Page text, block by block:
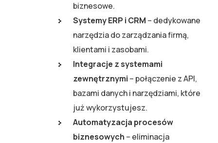
biznesowe.
Systemy ERP i CRM – dedykowane
narzędzia do zarządzania firmą,
klientami i zasobami.
Integracje z systemami
zewnętrznymi – połączenie z API,
bazami danych i narzędziami, które
już wykorzystujesz.
Automatyzacja procesów
biznesowych – eliminacja